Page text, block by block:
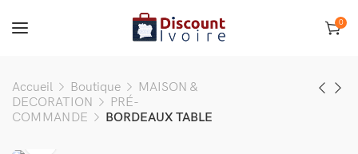
0
Accueil Boutique
MAISON &
DECORATION
PRÉ-
COMMANDE
BORDEAUX TABLE